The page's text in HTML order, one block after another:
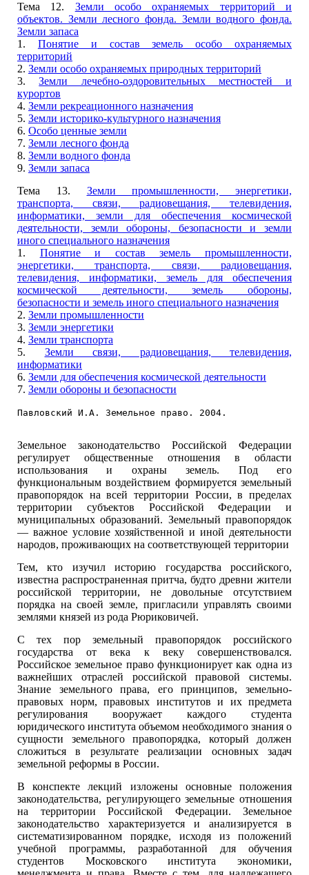
Тема 12. Земли особо охраняемых территорий и
объектов. Земли лесного фонда. Земли водного фонда.
Земли запаса
1. Понятие и состав земель особо охраняемых
территорий
2. Земли особо охраняемых природных территорий
3.Земли лечебно-оздоровительных местностей и
курортов
4. Земли рекреационного назначения
5. Земли историко-культурного назначения
6. Особо ценные земли
7. Земли лесного фонда
8. Земли водного фонда
9. Земли запаса
Тема 13. Земли промышленности, энергетики,
транспорта, связи, радиовещания, телевидения,
информатики, земли для обеспечения космической
деятельности, земли обороны, безопасности и земли
иного специального назначения
1. Понятие и состав земель промышленности,
энергетики, транспорта, связи, радиовещания,
телевидения, информатики, земель для обеспечения
космической деятельности, земель обороны,
безопасности и земель иного специального назначения
2. Земли промышленности
3. Земли энергетики
4. Земли транспорта
5. Земли связи, радиовещания, телевидения,
информатики
6. Земли для обеспечения космической деятельности
7. Земли обороны и безопасности
Павловский И.А. Земельное право. 2004.
Земельное законодательство Российской Федерации
регулирует общественные отношения в области
использования и охраны земель. Под его
функциональным воздействием формируется земельный
правопорядок на всей территории России, в пределах
территории субъектов Российской Федерации и
муниципальных образований. Земельный правопорядок
— важное условие хозяйственной и иной деятельности
народов, проживающих на соответствующей территории
Тем, кто изучил историю государства российского,
известна распространенная притча, будто древни жители
российской территории, не довольные отсутствием
порядка на своей земле, пригласили управлять своими
землями князей из рода Рюриковичей.
С тех пор земельный правопорядок российского
государства от века к веку совершенствовался.
Российское земельное право функционирует как одна из
важнейших отраслей российской правовой системы.
Знание земельного права, его принципов, земельно-
правовых норм, правовых институтов и их предмета
регулирования вооружает каждого студента
юридического института объемом необходимого знания о
сущности земельного правопорядка, который должен
сложиться в результате реализации основных задач
земельной реформы в России.
В конспекте лекций изложены основные положения
законодательства, регулирующего земельные отношения
на территории Российской Федерации. Земельное
законодательство характеризуется и анализируется в
систематизированном порядке, исходя из положений
учебной программы, разработанной для обучения
студентов Московского института экономики,